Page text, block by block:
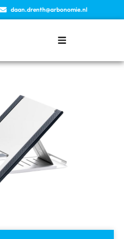
daan.drenth@arbonomie.nl